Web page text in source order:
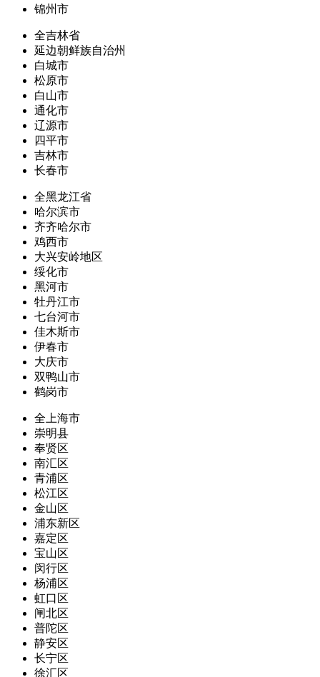
锦州市
全吉林省
延边朝鲜族自治州
白城市
松原市
白山市
通化市
辽源市
四平市
吉林市
长春市
全黑龙江省
哈尔滨市
齐齐哈尔市
鸡西市
大兴安岭地区
绥化市
黑河市
牡丹江市
七台河市
佳木斯市
伊春市
大庆市
双鸭山市
鹤岗市
全上海市
崇明县
奉贤区
南汇区
青浦区
松江区
金山区
浦东新区
嘉定区
宝山区
闵行区
杨浦区
虹口区
闸北区
普陀区
静安区
长宁区
徐汇区